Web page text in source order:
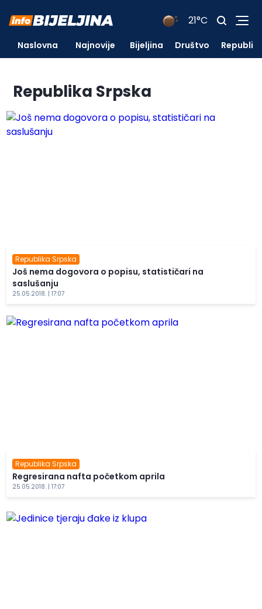
21°C
Naslovna Najnovije Bijeljina Društvo
Republika Srpska
Republika Srpska
Još nema dogovora o popisu, statističari na
saslušanju
25.05.2018. | 17:07
Republika Srpska
Regresirana nafta početkom aprila
25.05.2018. | 17:07